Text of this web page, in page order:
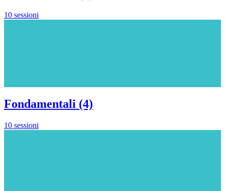
10 sessioni
Fondamentali (4)
10 sessioni